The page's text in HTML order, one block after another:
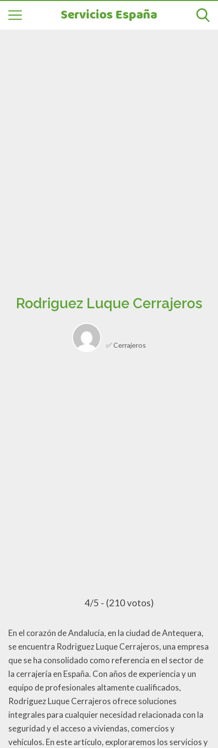
Servicios España
Rodriguez Luque Cerrajeros
✅ Cerrajeros
4/5 - (210 votos)
En el corazón de Andalucía, en la ciudad de Antequera,
se encuentra Rodriguez Luque Cerrajeros, una empresa
que se ha consolidado como referencia en el sector de
la cerrajería en España. Con años de experiencia y un
equipo de profesionales altamente cualificados,
Rodriguez Luque Cerrajeros ofrece soluciones
integrales para cualquier necesidad relacionada con la
seguridad y el acceso a viviendas, comercios y
vehículos. En este artículo, exploraremos los servicios y